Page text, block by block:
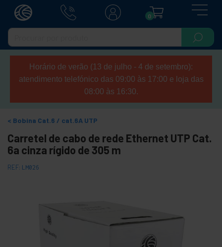
0
Horário de verão (13 de julho - 4 de setembro):
atendimento telefónico das 09:00 às 17:00 e loja das
08:00 às 16:30.
Bobina Cat.6 / cat.6A UTP
Carretel de cabo de rede Ethernet UTP Cat.
6a cinza rígido de 305 m
REF: LM026